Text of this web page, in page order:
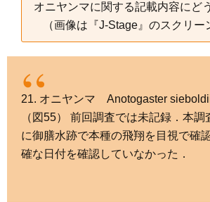
オニヤンマに関する記載内容にど
（画像は『J-Stage』のスクリー
21. オニヤンマ Anotogaster
（図55） 前回調査では未記録．本
に御膳水跡で本種の飛翔を目視で確
確な日付を確認していなかった．